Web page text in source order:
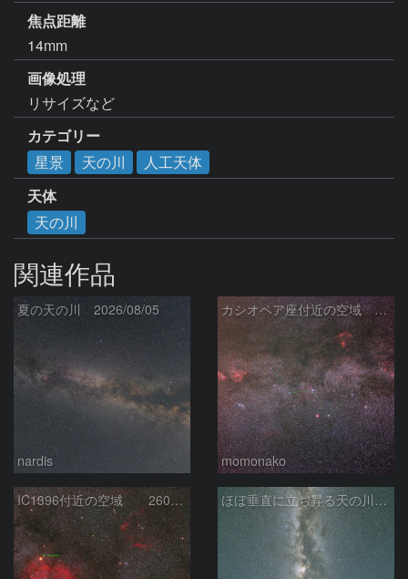
焦点距離
14mm
画像処理
リサイズなど
カテゴリー
星景
天の川
人工天体
天体
天の川
関連作品
夏の天の川 2026/08/05
nardis
カシオペア座付近の空域 260720
momonako
IC1396付近の空域 260720 ほぼ垂直に立ち昇る天の川銀河